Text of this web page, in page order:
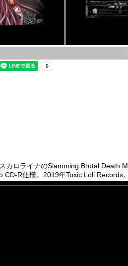
カロライナのSlamming Brutal Death
CD-R仕様。2019年Toxic Loli Records。